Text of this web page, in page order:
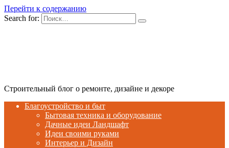
Перейти к содержанию
Search for:
Строительный блог о ремонте, дизайне и декоре
Благоустройство и быт
Бытовая техника и оборудование
Дачные идеи Ландшафт
Идеи своими руками
Интерьер и Дизайн